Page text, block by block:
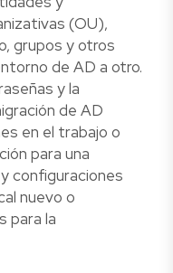
(OU),
grupos y otros
de AD a otro.
y la
de AD
en el trabajo o
para una
configuraciones
nuevo o
para la